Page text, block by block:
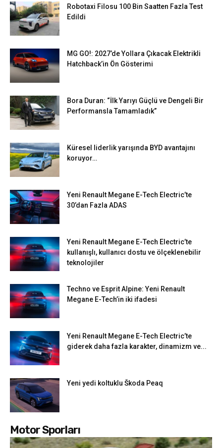
Robotaxi Filosu 100 Bin Saatten Fazla Test
Edildi
MG GO!: 2027’de Yollara Çıkacak Elektrikli
Hatchback’in Ön Gösterimi
Bora Duran: “İlk Yarıyı Güçlü ve Dengeli Bir
Performansla Tamamladık”
Küresel liderlik yarışında BYD avantajını
koruyor…
Yeni Renault Megane E-Tech Electric’te
30’dan Fazla ADAS
Yeni Renault Megane E-Tech Electric’te
kullanışlı, kullanıcı dostu ve ölçeklenebilir
teknolojiler
Techno ve Esprit Alpine: Yeni Renault
Megane E-Tech’in iki ifadesi
Yeni Renault Megane E-Tech Electric’te
giderek daha fazla karakter, dinamizm ve...
Yeni yedi koltuklu Škoda Peaq
Motor Sporları